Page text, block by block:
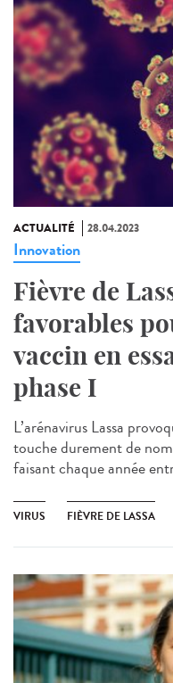
ACTUALITÉ 28.04.2023
Innovation
Fièvre de
favorables
vaccin en
phase I
L’arénavirus Lassa
touche durement de
faisant chaque année
VIRUS FIÈVRE DE LASSA